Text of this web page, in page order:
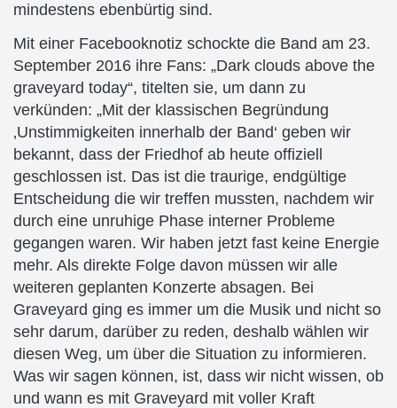
mindestens ebenbürtig sind.
Mit einer Facebooknotiz schockte die Band am 23.
September 2016 ihre Fans: „Dark clouds above the
graveyard today“, titelten sie, um dann zu
verkünden: „Mit der klassischen Begründung
‚Unstimmigkeiten innerhalb der Band‘ geben wir
bekannt, dass der Friedhof ab heute offiziell
geschlossen ist. Das ist die traurige, endgültige
Entscheidung die wir treffen mussten, nachdem wir
durch eine unruhige Phase interner Probleme
gegangen waren. Wir haben jetzt fast keine Energie
mehr. Als direkte Folge davon müssen wir alle
weiteren geplanten Konzerte absagen. Bei
Graveyard ging es immer um die Musik und nicht so
sehr darum, darüber zu reden, deshalb wählen wir
diesen Weg, um über die Situation zu informieren.
Was wir sagen können, ist, dass wir nicht wissen, ob
und wann es mit Graveyard mit voller Kraft